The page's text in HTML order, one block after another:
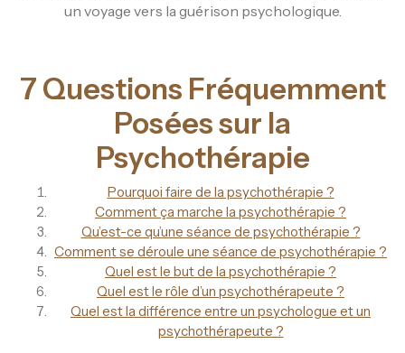
un voyage vers la guérison psychologique.
7 Questions Fréquemment
Posées sur la
Psychothérapie
Pourquoi faire de la psychothérapie ?
Comment ça marche la psychothérapie ?
Qu’est-ce qu’une séance de psychothérapie ?
Comment se déroule une séance de psychothérapie ?
Quel est le but de la psychothérapie ?
Quel est le rôle d’un psychothérapeute ?
Quel est la différence entre un psychologue et un
psychothérapeute ?